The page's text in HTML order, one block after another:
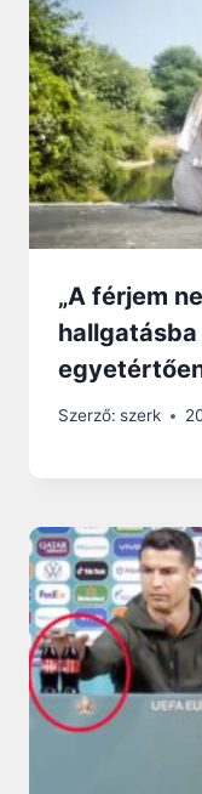
„A férjem
Szerző: szerk